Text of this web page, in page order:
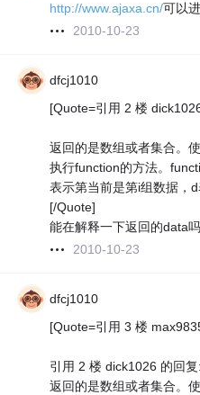
http://www.ajaxa.cn/可以
2010-10-23
dfcj1010
[Quote=引用 2 楼
返回的是数组或者集合。
执行function的方法。
表示第当前是第i组数据，d
[/Quote]
能在解释一下返回的data
2010-10-23
dfcj1010
[Quote=引用 3 楼
引用 2 楼 dick1026 的回复:
返回的是数组或者集合。